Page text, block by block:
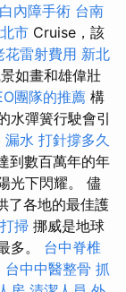
白內障手術 台南
市 Cruise，該
花雷射費用 新北
如畫和雄偉壯
團隊的推薦 構
水彈簧行駛會引
漏水 打針撐多久
到數百萬年的年
光下閃耀。 儘
了各地的最佳護
打掃 挪威是地球
多。 台中脊椎
台中中醫整骨 抓